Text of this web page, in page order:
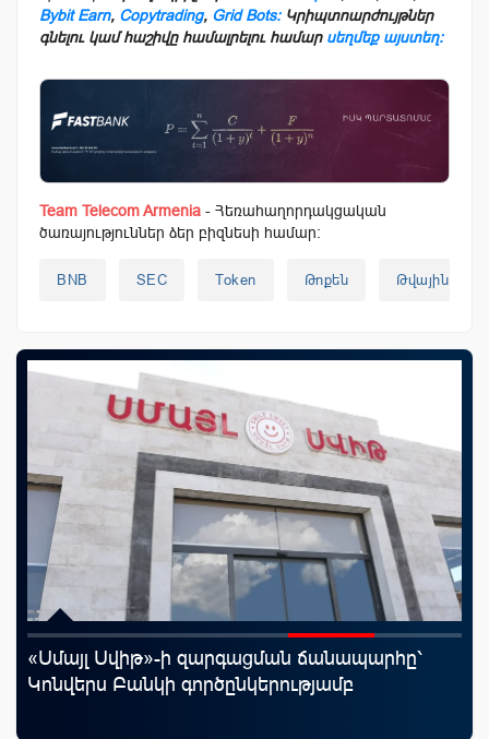
Bybit Earn, Copytrading, Grid Bots:Կրիպտոարժույթներ
գնելու կամ հաշիվը համալրելու համար սեղմեք այստեղ։
Team Telecom Armenia - Հեռահաղորդակցական
ծառայություններ ձեր բիզնեսի համար:
BNB SEC Token Թոքեն Թվային
«Սմայլ Սվիթ»-ի զարգացման ճանապարհը՝
Կոնվերս Բանկի գործընկերությամբ